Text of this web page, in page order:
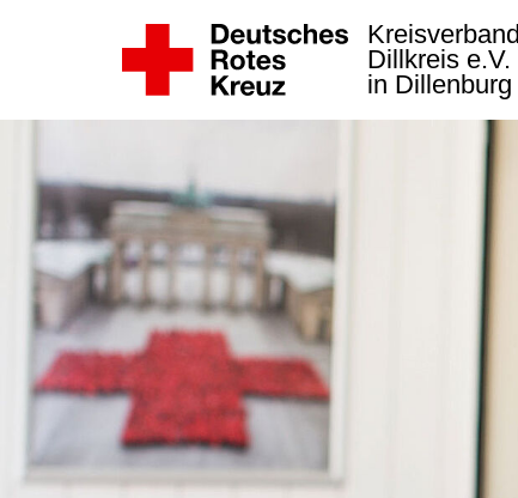
Kreisverband
Dillkreis e.V.
in Dillenburg